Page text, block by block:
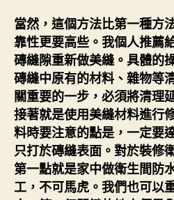
當然，這個方法比第一種方
靠性更要高些。我個人推薦
磚縫隙重新做美縫。具體的
磚縫中原有的材料、雜物等
關重要的一步，必須將清理
接著就是使用美縫材料進行
料時要注意的點是，一定要
只打於磚縫表面。對於裝修
第一點就是家中做衛生間防
工，不可馬虎。我們也可以